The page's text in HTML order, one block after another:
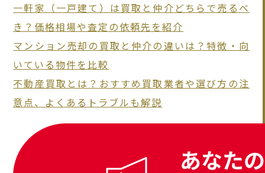
一軒家（一戸建て）は買取と仲介どちらで売るべ
き？価格相場や査定の依頼先を紹介
マンション売却の買取と仲介の違いは？特徴・向
いている物件を比較
不動産買取とは？おすすめ買取業者や選び方の注
意点、よくあるトラブルも解説